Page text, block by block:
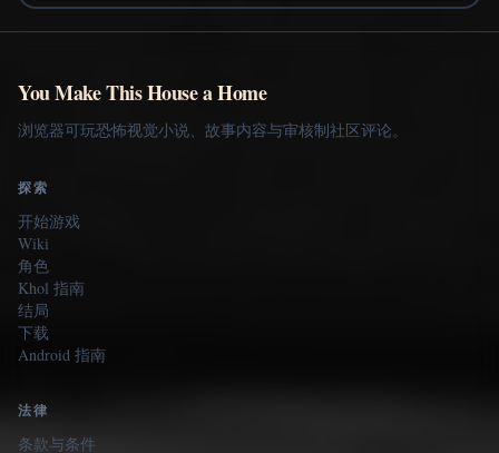
You Make This House a Home
浏览器可玩恐怖视觉小说、故事内容与审核制社区评论。
探索
开始游戏
Wiki
角色
Khol 指南
结局
下载
Android 指南
法律
条款与条件